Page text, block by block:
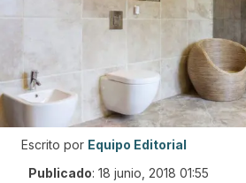
Escrito por Equipo Editorial
Publicado: 18 junio, 2018 01:55